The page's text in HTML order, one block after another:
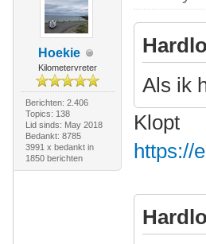
Hoekie
Kilometervreter
Berichten: 2.406
Topics: 138
Lid sinds: May 2018
Bedankt: 8785
3991 x bedankt in
1850 berichten
Als ik
Klopt
https://